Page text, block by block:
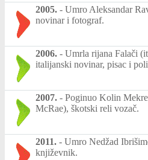
2005. - Umro Aleksandar
novinar i fotograf.
2006. - Umrla rijana Falači
italijanski novinar, pisac i
2007. - Poginuo Kolin
McRae), škotski reli vozač.
2011. - Umro Nedžad
književnik.